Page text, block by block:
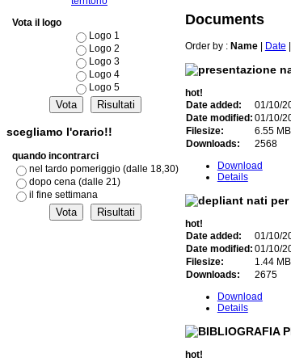
Vota il logo
Logo 1
Logo 2
Logo 3
Logo 4
Logo 5
scegliamo l'orario!!
quando incontrarci
nel tardo pomeriggio (dalle 18,30)
dopo cena (dalle 21)
il fine settimana
Documents
Order by : Name Date
hot!
Date added:
01/10/
Date modified: 01/10/
Filesize:
6.55 MB
Downloads:
2568
Download
Details
hot!
Date added:
01/10/
Date modified: 01/10/
Filesize:
1.44 MB
Downloads:
2675
Download
Details
hot!